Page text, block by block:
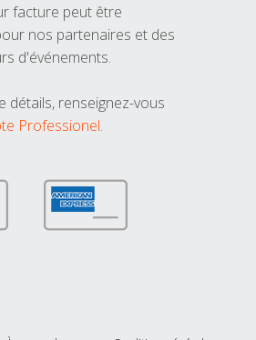
facture peut être
nos partenaires et des
d'événements.
détails, renseignez-vous
Professionel.